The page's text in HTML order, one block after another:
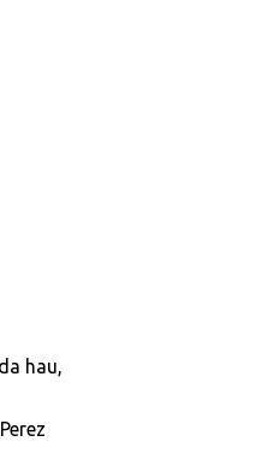
hau,